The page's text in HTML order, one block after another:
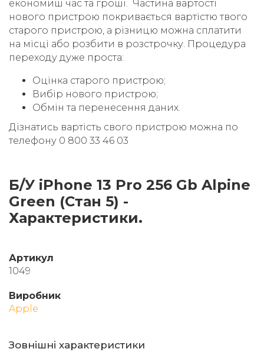
економиш час та гроші. Частина вартості
нового пристрою покривається вартістю твого
старого пристрою, а різницю можна сплатити
на місці або розбити в розстрочку. Процедура
переходу дуже проста:
Оцінка старого пристрою;
Вибір нового пристрою;
Обмін та перенесення даних.
Дізнатись вартість свого пристрою можна по
телефону 0 800 33 46 03
Б/У iPhone 13 Pro 256 Gb Alpine
Green (Стан 5) -
Характеристики.
Артикул
1049
Виробник
Apple
Зовнішні характеристики